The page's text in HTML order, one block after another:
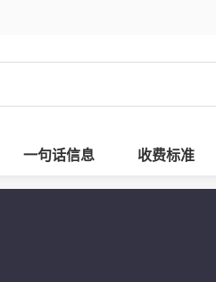
一句话信息 收费标准